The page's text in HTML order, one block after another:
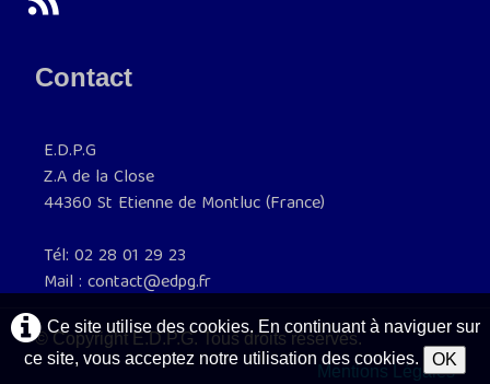
Contact
E.D.P.G
Z.A de la Close
44360 St Etienne de Montluc (France)
Tél: 02 28 01 29 23
Mail : contact@edpg.fr
© Copyright E.D.P.G. Tous droits réservés.
Mentions Légales
Ce site utilise des cookies. En continuant à naviguer sur
ce site, vous acceptez notre utilisation des cookies.
OK